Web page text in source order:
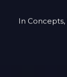
In Concepts,